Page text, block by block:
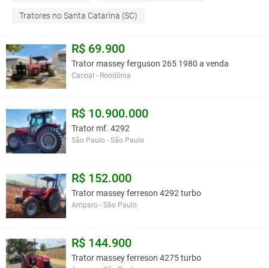
Tratores no Santa Catarina (SC)
R$ 69.900
Trator massey ferguson 265 1980 a venda
Cacoal - Rondônia
R$ 10.900.000
Trator mf. 4292
São Paulo - São Paulo
R$ 152.000
Trator massey ferreson 4292 turbo
Amparo - São Paulo
R$ 144.900
Trator massey ferreson 4275 turbo